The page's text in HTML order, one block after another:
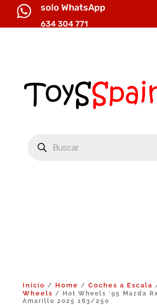
 solo WhatsApp
634 304 771
productos
Inicio / Home / Coches a Escala
Wheels / Hot Wheels ’95 Mazda
Amarillo 2025 163/250